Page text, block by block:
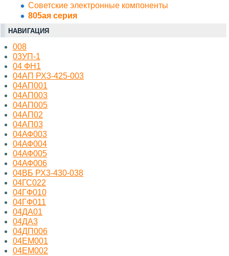
Советские электронные компоненты
805ая серия
НАВИГАЦИЯ
008
03УП-1
04 ФН1
04АП РХ3-425-003
04АП001
04АП003
04АП005
04АП02
04АП03
04АФ003
04АФ004
04АФ005
04АФ006
04ВБ РХ3-430-038
04ГС022
04ГФ010
04ГФ011
04ДА01
04ДА3
04ДП006
04ЕМ001
04ЕМ002